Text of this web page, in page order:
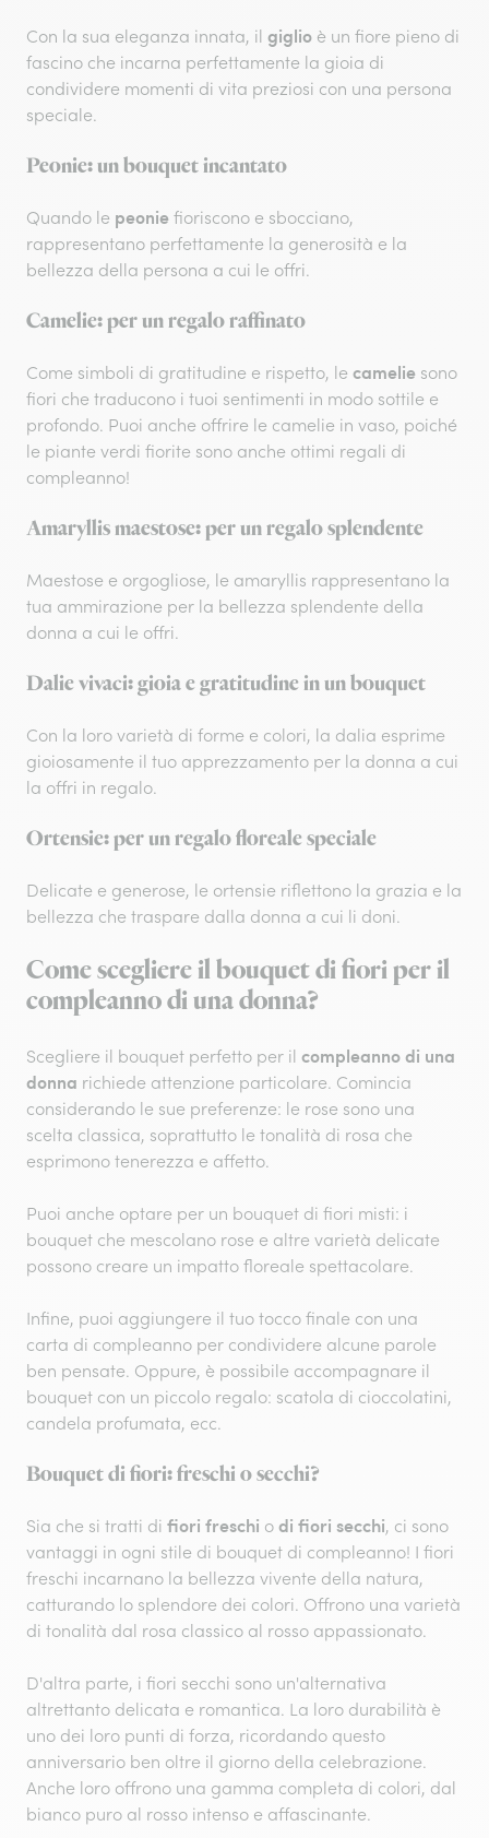
Con la sua eleganza innata, il giglio è un fiore pieno di
fascino che incarna perfettamente la gioia di
condividere momenti di vita preziosi con una persona
speciale.
Peonie: un bouquet incantato
Quando le peonie fioriscono e sbocciano,
rappresentano perfettamente la generosità e la
bellezza della persona a cui le offri.
Camelie: per un regalo raffinato
Come simboli di gratitudine e rispetto, le camelie sono
fiori che traducono i tuoi sentimenti in modo sottile e
profondo. Puoi anche offrire le camelie in vaso, poiché
le piante verdi fiorite sono anche ottimi regali di
compleanno!
Amaryllis maestose: per un regalo splendente
Maestose e orgogliose, le amaryllis rappresentano la
tua ammirazione per la bellezza splendente della
donna a cui le offri.
Dalie vivaci: gioia e gratitudine in un bouquet
Con la loro varietà di forme e colori, la dalia esprime
gioiosamente il tuo apprezzamento per la donna a cui
la offri in regalo.
Ortensie: per un regalo floreale speciale
Delicate e generose, le ortensie riflettono la grazia e la
bellezza che traspare dalla donna a cui li doni.
Come scegliere il bouquet di fiori per il
compleanno di una donna?
Scegliere il bouquet perfetto per il compleanno di una
donna richiede attenzione particolare. Comincia
considerando le sue preferenze: le rose sono una
scelta classica, soprattutto le tonalità di rosa che
esprimono tenerezza e affetto.
Puoi anche optare per un bouquet di fiori misti: i
bouquet che mescolano rose e altre varietà delicate
possono creare un impatto floreale spettacolare.
Infine, puoi aggiungere il tuo tocco finale con una
carta di compleanno per condividere alcune parole
ben pensate. Oppure, è possibile accompagnare il
bouquet con un piccolo regalo: scatola di cioccolatini,
candela profumata, ecc.
Bouquet di fiori: freschi o secchi?
Sia che si tratti di fiori freschi o di fiori secchi, ci sono
vantaggi in ogni stile di bouquet di compleanno! I fiori
freschi incarnano la bellezza vivente della natura,
catturando lo splendore dei colori. Offrono una varietà
di tonalità dal rosa classico al rosso appassionato.
D'altra parte, i fiori secchi sono un'alternativa
altrettanto delicata e romantica. La loro durabilità è
uno dei loro punti di forza, ricordando questo
anniversario ben oltre il giorno della celebrazione.
Anche loro offrono una gamma completa di colori, dal
bianco puro al rosso intenso e affascinante.